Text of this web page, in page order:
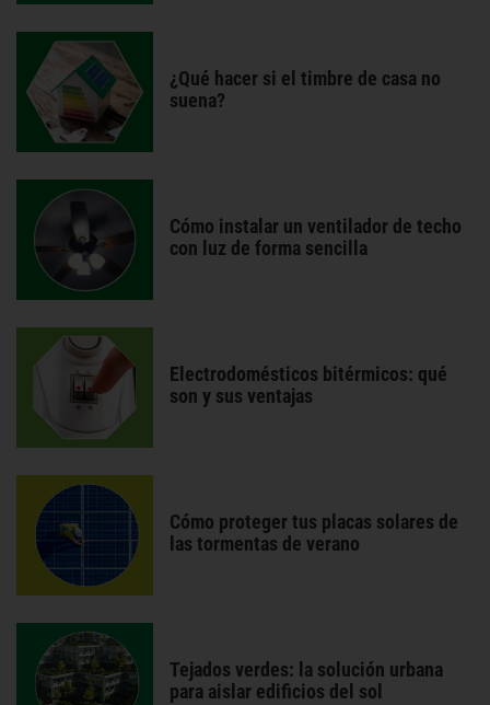
¿Qué hacer si el timbre de casa no
suena?
Cómo instalar un ventilador de techo
con luz de forma sencilla
Electrodomésticos bitérmicos: qué
son y sus ventajas
Cómo proteger tus placas solares de
las tormentas de verano
Tejados verdes: la solución urbana
para aislar edificios del sol